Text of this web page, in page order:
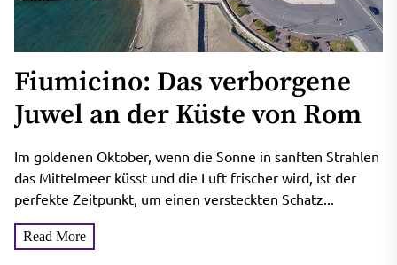
Fiumicino: Das verborgene
Juwel an der Küste von Rom
Im goldenen Oktober, wenn die Sonne in sanften Strahlen
das Mittelmeer küsst und die Luft frischer wird, ist der
perfekte Zeitpunkt, um einen versteckten Schatz...
Read More